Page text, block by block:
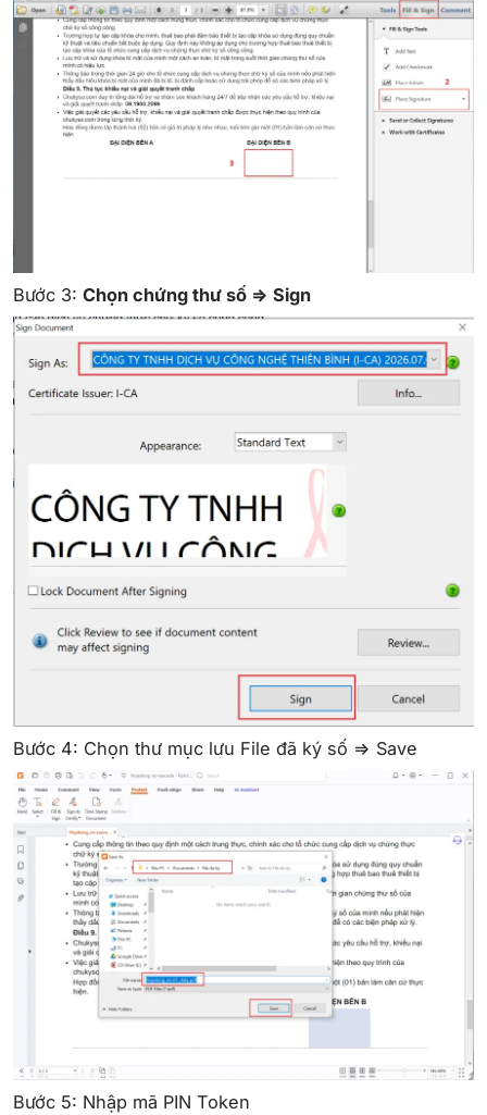
Bước 3: Chọn chứng thư số => Sign
Bước 4: Chọn thư mục lưu File đã ký số => Save
Bước 5: Nhập mã PIN Token